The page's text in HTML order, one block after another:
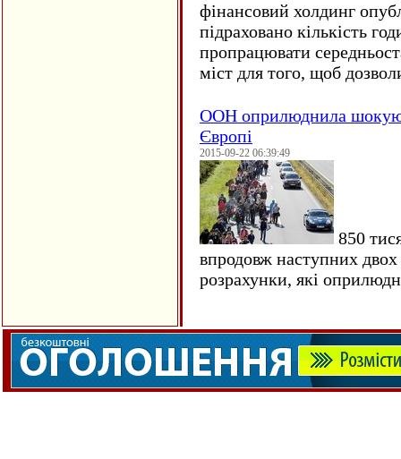
фінансовий холдинг
підраховано кількість
пропрацювати
міст для того, щоб
ООН оприлюднила
Європі
2015-09-22 06:39:49
850
впродовж наступних
розрахунки, які